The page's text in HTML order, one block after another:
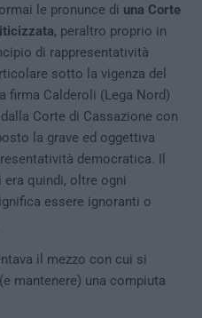
le pronunce di una Corte
, peraltro proprio in
di rappresentatività
sotto la vigenza del
firma Calderoli (Lega Nord)
Corte di Cassazione con
la grave ed oggettiva
democratica. Il
quindi, oltre ogni
essere ignoranti o
il mezzo con cui si
mantenere) una compiuta